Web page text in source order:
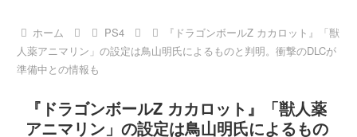
ホーム PS4
『ドラゴンボールZ カカロット』「獣
人薬アニマリン」の設定は鳥山明氏によるものと判明。衝撃のDLCが
準備中との情報も
『ドラゴンボールZ カカロット』「獣人薬
アニマリン」の設定は鳥山明氏によるもの